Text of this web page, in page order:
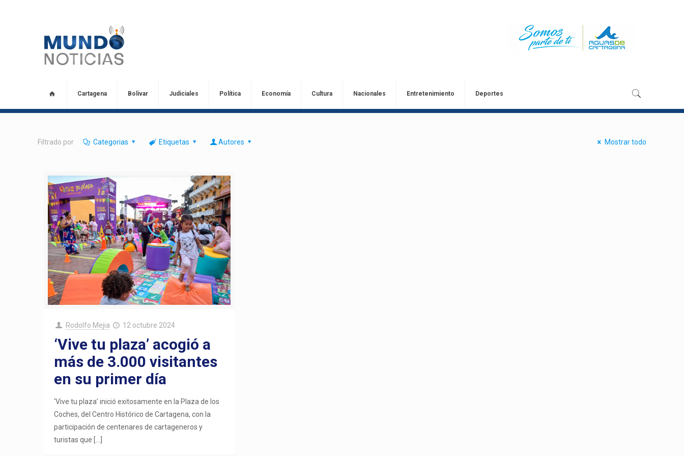
Cartagena Bolívar Judiciales Política Economía Cultura Nacionales Entretenimiento Deportes
Filtrado por Categorias Etiquetas Autores Mostrar todo
Rodolfo Mejia 12 octubre 2024
‘Vive tu plaza’ acogió a
más de 3.000 visitantes
en su primer día
‘Vive tu plaza’ inició exitosamente en la Plaza de los
Coches, del Centro Histórico de Cartagena, con la
participación de centenares de cartageneros y
turistas que